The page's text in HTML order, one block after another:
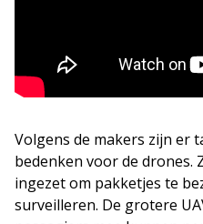
Volgens de makers zijn er
bedenken voor de drones.
ingezet om pakketjes te
surveilleren. De grotere